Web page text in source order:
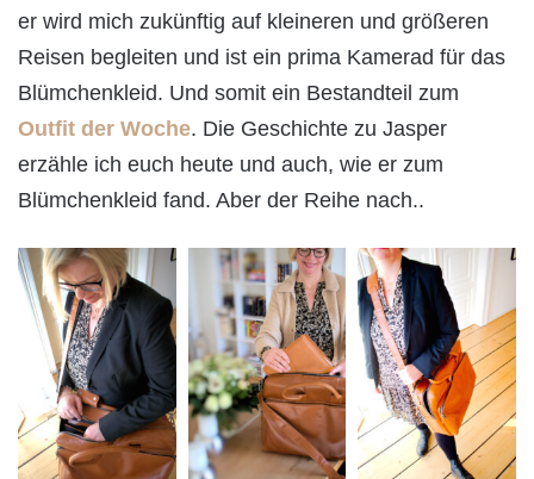
er wird mich zukünftig auf kleineren und größeren
Reisen begleiten und ist ein prima Kamerad für das
Blümchenkleid. Und somit ein Bestandteil zum
Outfit der Woche. Die Geschichte zu Jasper
erzähle ich euch heute und auch, wie er zum
Blümchenkleid fand. Aber der Reihe nach..